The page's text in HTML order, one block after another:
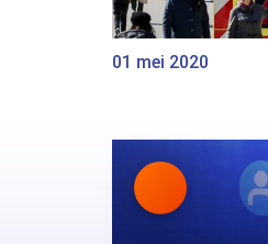
01 mei 2020